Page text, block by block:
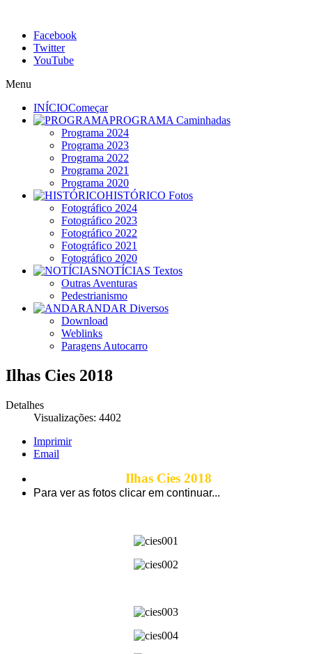
Facebook
Twitter
YouTube
Menu
INÍCIOComeçar
PROGRAMA Caminhadas
Programa 2024
Programa 2023
Programa 2022
Programa 2021
Programa 2020
HISTÓRICO Fotos
Fotográfico 2024
Fotográfico 2023
Fotográfico 2022
Fotográfico 2021
Fotográfico 2020
NOTÍCIAS Textos
Outras Aventuras
Pedestrianismo
ANDAR Diversos
Download
Weblinks
Paragens Autocarro
Ilhas Cies 2018
Detalhes
Visualizações: 4402
Imprimir
Email
Ilhas Cies 2018
Para ver as fotos clicar em continuar...